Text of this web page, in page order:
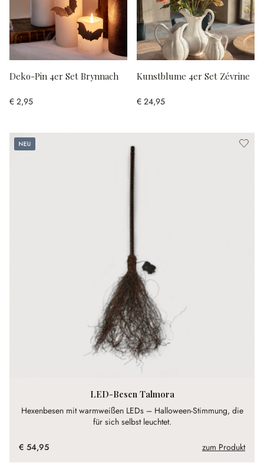
Deko-Pin 4er Set Brynnach
€ 2,95
Kunstblume 4er Set Zévrine
€ 24,95
Neu
LED-Besen Talmora
Hexenbesen mit warmweißen LEDs – Halloween-Stimmung, die
für sich selbst leuchtet.
€ 54,95 zum Produkt